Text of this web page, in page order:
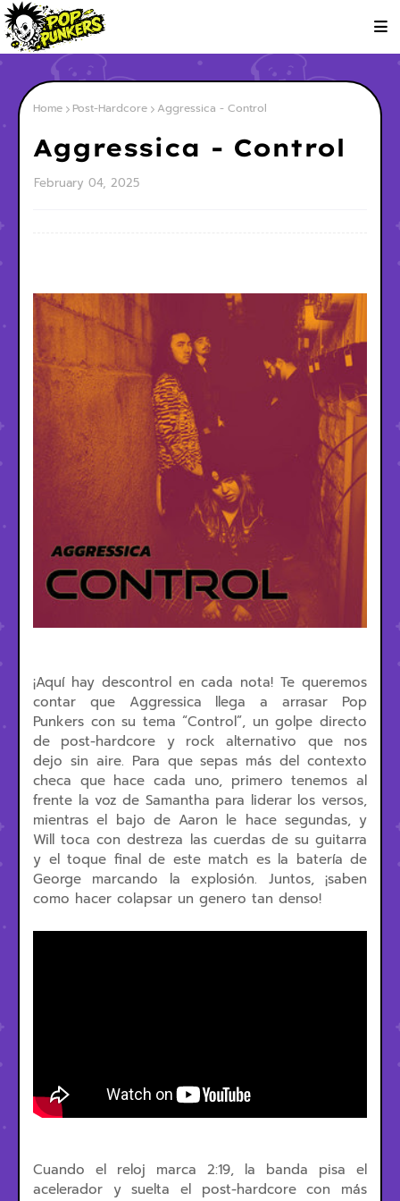
Home Post-Hardcore Aggressica - Control
Aggressica - Control
February 04, 2025
¡Aquí hay descontrol en cada nota! Te queremos
contar que Aggressica llega a arrasar Pop
Punkers con su tema “Control”, un golpe directo
de post-hardcore y rock alternativo que nos
dejo sin aire. Para que sepas más del contexto
checa que hace cada uno, primero tenemos al
frente la voz de Samantha para liderar los versos,
mientras el bajo de Aaron le hace segundas, y
Will toca con destreza las cuerdas de su guitarra
y el toque final de este match es la batería de
George marcando la explosión. Juntos, ¡saben
como hacer colapsar un genero tan denso!
Cuando el reloj marca 2:19, la banda pisa el
acelerador y suelta el post-hardcore con más